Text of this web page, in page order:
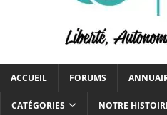
ACCUEIL FORUMS
CATÉGORIES NOTRE